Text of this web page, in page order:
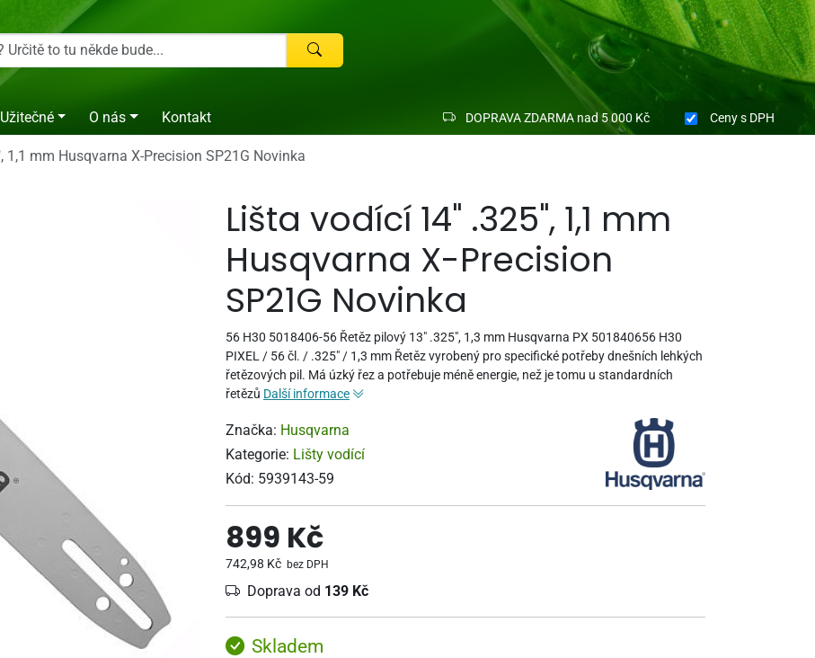
Užitečné O nás Kontakt DOPRAVA ZDARMA nad 5 000 Kč Cenys DPH
1,1 mm Husqvarna X-Precision SP21G Novinka
Lišta vodící 14" .325", 1,1 mm
Husqvarna X-Precision
SP21G Novinka
56 H30 5018406-56 Řetěz pilový 13" .325", 1,3 mm Husqvarna PX 501840656 H30
PIXEL / 56 čl. / .325" / 1,3 mm Řetěz vyrobený pro specifické potřeby dnešních lehkých
řetězových pil. Má úzký řez a potřebuje méně energie, než je tomu u standardních
řetězů Další informace
Značka: Husqvarna
Kategorie: Lišty vodící
Kód: 5939143-59
899 Kč
742,98 Kč bez DPH
Doprava od 139 Kč
Skladem